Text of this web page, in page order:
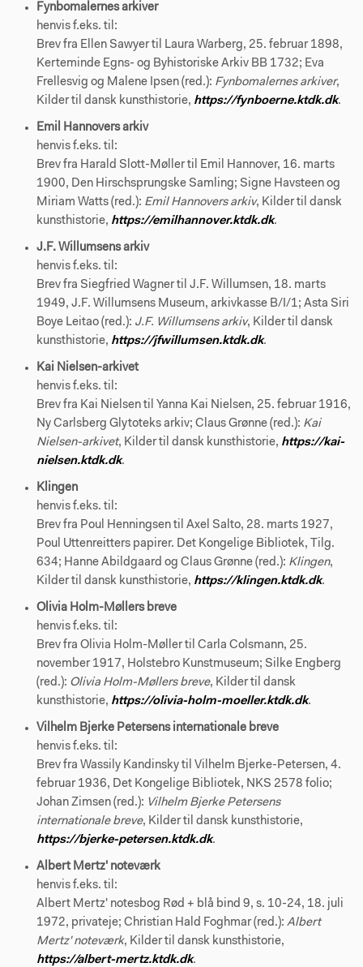
Fynbomalernes arkiver
henvis f.eks. til:
Brev fra Ellen Sawyer til Laura Warberg, 25. februar 1898,
Kerteminde Egns- og Byhistoriske Arkiv BB 1732; Eva
Frellesvig og Malene Ipsen (red.): Fynbomalernes arkiver,
Kilder til dansk kunsthistorie, https://fynboerne.ktdk.dk.
Emil Hannovers arkiv
henvis f.eks. til:
Brev fra Harald Slott-Møller til Emil Hannover, 16. marts
1900, Den Hirschsprungske Samling; Signe Havsteen og
Miriam Watts (red.): Emil Hannovers arkiv, Kilder til dansk
kunsthistorie, https://emilhannover.ktdk.dk.
J.F. Willumsens arkiv
henvis f.eks. til:
Brev fra Siegfried Wagner til J.F. Willumsen, 18. marts
1949, J.F. Willumsens Museum, arkivkasse B/I/1; Asta Siri
Boye Leitao (red.): J.F. Willumsens arkiv, Kilder til dansk
kunsthistorie, https://jfwillumsen.ktdk.dk.
Kai Nielsen-arkivet
henvis f.eks. til:
Brev fra Kai Nielsen til Yanna Kai Nielsen, 25. februar 1916,
Ny Carlsberg Glytoteks arkiv; Claus Grønne (red.): Kai
Nielsen-arkivet, Kilder til dansk kunsthistorie, https://kai-
nielsen.ktdk.dk.
Klingen
henvis f.eks. til:
Brev fra Poul Henningsen til Axel Salto, 28. marts 1927,
Poul Uttenreitters papirer. Det Kongelige Bibliotek, Tilg.
634; Hanne Abildgaard og Claus Grønne (red.): Klingen,
Kilder til dansk kunsthistorie, https://klingen.ktdk.dk.
Olivia Holm-Møllers breve
henvis f.eks. til:
Brev fra Olivia Holm-Møller til Carla Colsmann, 25.
november 1917, Holstebro Kunstmuseum; Silke Engberg
(red.): Olivia Holm-Møllers breve, Kilder til dansk
kunsthistorie, https://olivia-holm-moeller.ktdk.dk.
Vilhelm Bjerke Petersens internationale breve
henvis f.eks. til:
Brev fra Wassily Kandinsky til Vilhelm Bjerke-Petersen, 4.
februar 1936, Det Kongelige Bibliotek, NKS 2578 folio;
Johan Zimsen (red.): Vilhelm Bjerke Petersens
internationale breve, Kilder til dansk kunsthistorie,
https://bjerke-petersen.ktdk.dk.
Albert Mertz' noteværk
henvis f.eks. til:
Albert Mertz' notesbog Rød + blå bind 9, s. 10-24, 18. juli
1972, privateje; Christian Hald Foghmar (red.): Albert
Mertz' noteværk, Kilder til dansk kunsthistorie,
https://albert-mertz.ktdk.dk.